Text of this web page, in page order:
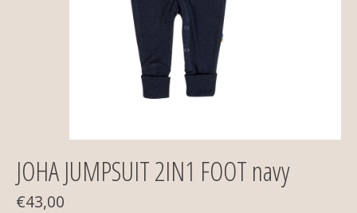
JOHA JUMPSUIT 2IN1 FOOT navy
€43,00